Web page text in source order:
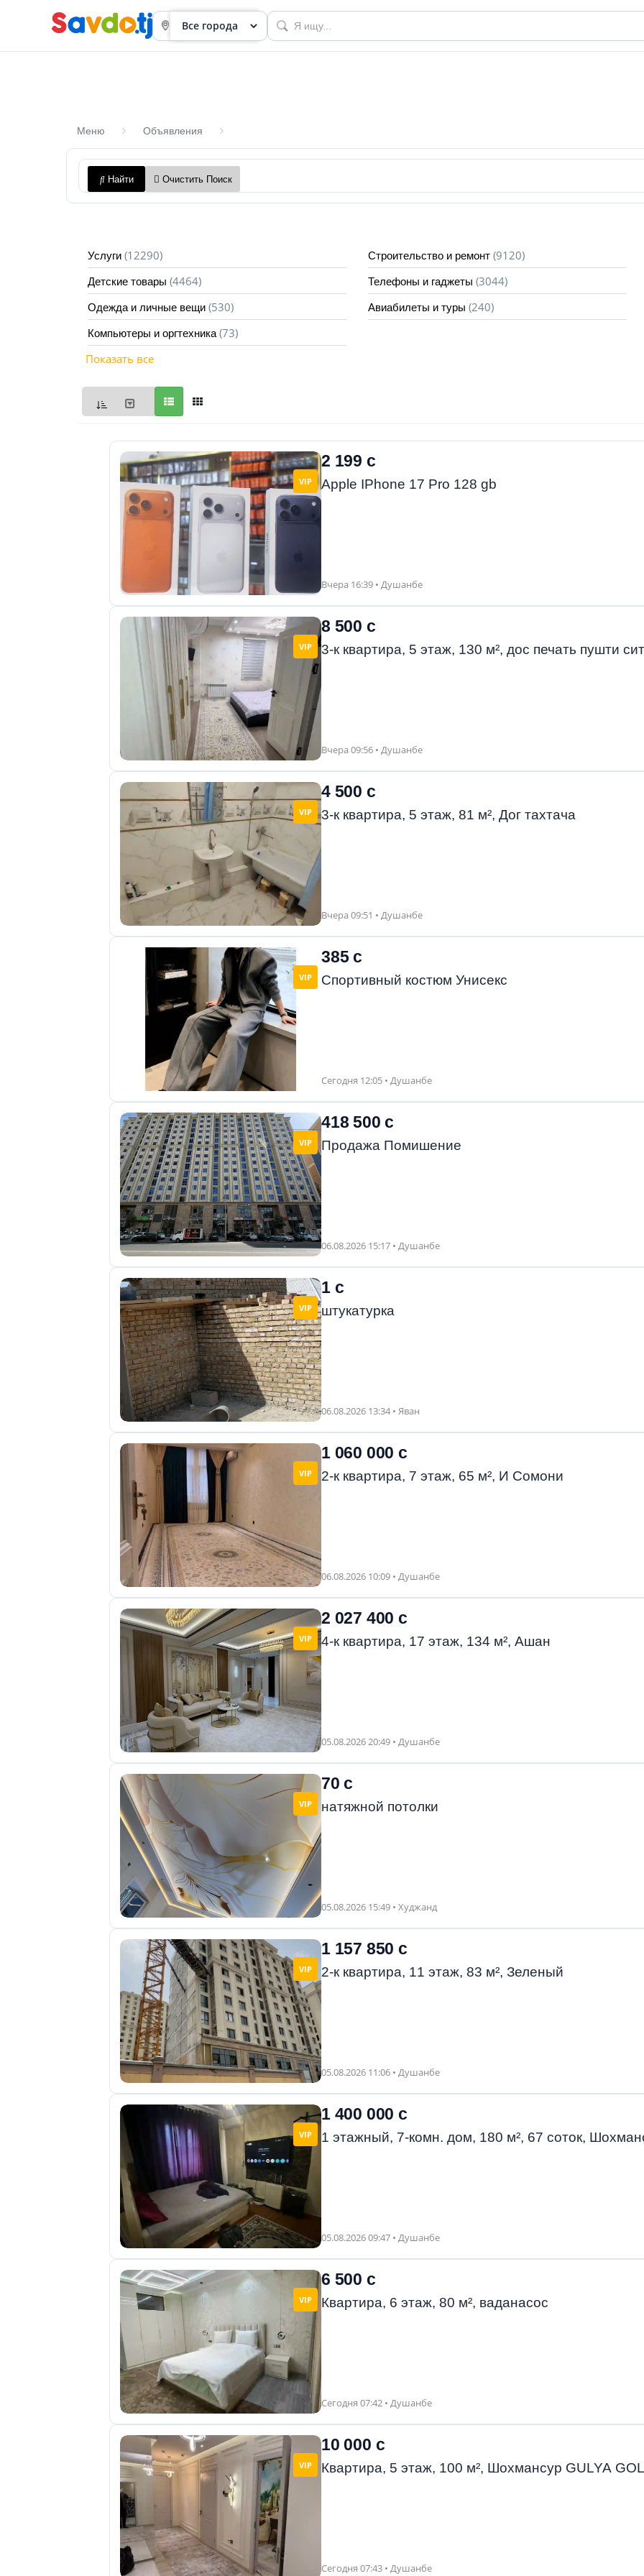
приборов
объявления
Меню Объявления
Найти Очистить Поиск
Услуги (12290) Строительство и ремонт (9120)
Детские товары (4464) Телефоны и гаджеты (3044)
Одежда и личные вещи (530) Авиабилеты и туры (240)
Компьютеры и оргтехника (73)
Показать все
VIP
2 199 с
Apple IPhone 17 Pro 128 gb
Вчера 16:39 • Душанбе
VIP
8 500 с
3-к квартира, 5 этаж, 130 м², дос печать пушти
Вчера 09:56 • Душанбе
VIP
4 500 с
3-к квартира, 5 этаж, 81 м², Дог тахтача
Вчера 09:51 • Душанбе
VIP
385 с
Спортивный костюм Унисекс
Сегодня 12:05 • Душанбе
VIP
418 500 с
Продажа Помишение
06.08.2026 15:17 • Душанбе
VIP
1 с
штукатурка
06.08.2026 13:34 • Яван
VIP
1 060 000 с
2-к квартира, 7 этаж, 65 м², И Сомони
06.08.2026 10:09 • Душанбе
VIP
2 027 400 с
4-к квартира, 17 этаж, 134 м², Ашан
05.08.2026 20:49 • Душанбе
VIP
70 с
натяжной потолки
05.08.2026 15:49 • Худжанд
VIP
1 157 850 с
2-к квартира, 11 этаж, 83 м², Зеленый
05.08.2026 11:06 • Душанбе
VIP
1 400 000 с
1 этажный, 7-комн. дом, 180 м², 67 соток,
05.08.2026 09:47 • Душанбе
VIP
6 500 с
Квартира, 6 этаж, 80 м², ваданасос
Сегодня 07:42 • Душанбе
VIP
10 000 с
Квартира, 5 этаж, 100 м², Шохмансур GULYA
Сегодня 07:43 • Душанбе